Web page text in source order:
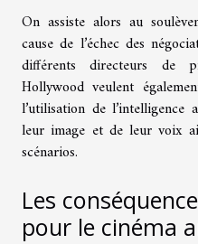
On assiste alors au
cause de l’échec des
différents directeurs de
Hollywood veulent
l’utilisation de
leur image et de leur voix
scénarios.
Les
pour le cinéma